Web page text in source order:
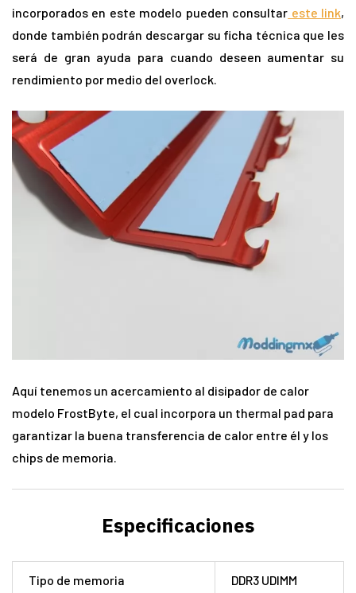
incorporados en este modelo pueden consultar este link,
donde también podrán descargar su ficha técnica que les
será de gran ayuda para cuando deseen aumentar su
rendimiento por medio del overlock.
Aquí tenemos un acercamiento al disipador de calor
modelo FrostByte, el cual incorpora un thermal pad para
garantizar la buena transferencia de calor entre él y los
chips de memoria.
Especificaciones
Tipo de memoria DDR3 UDIMM